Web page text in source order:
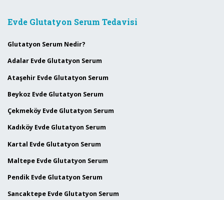
Evde Glutatyon Serum Tedavisi
Glutatyon Serum Nedir?
Adalar Evde Glutatyon Serum
Ataşehir Evde Glutatyon Serum
Beykoz Evde Glutatyon Serum
Çekmeköy Evde Glutatyon Serum
Kadıköy Evde Glutatyon Serum
Kartal Evde Glutatyon Serum
Maltepe Evde Glutatyon Serum
Pendik Evde Glutatyon Serum
Sancaktepe Evde Glutatyon Serum